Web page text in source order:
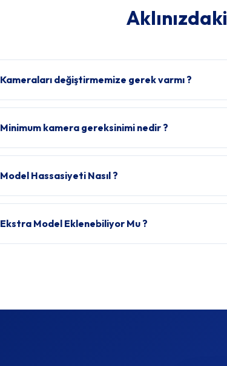
Kameraları değiştirmemize gerek varmı ?
Minimum kamera gereksinimi nedir ?
Model Hassasiyeti Nasıl ?
Ekstra Model Eklenebiliyor Mu ?